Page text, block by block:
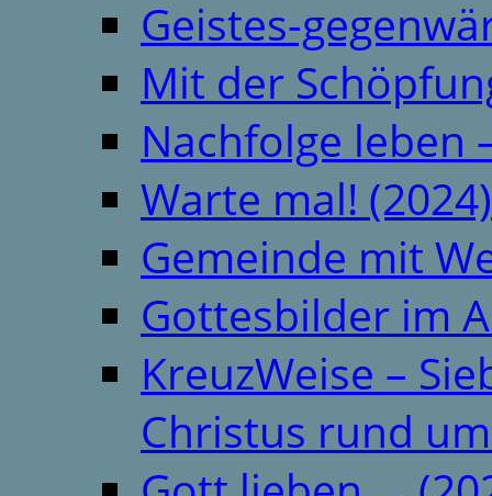
Geistes-
Mit der
Nachfolge leben
Warte mal! (2024)
Gemeinde mit
Gottesbilder im
KreuzWeise –
Christus rund